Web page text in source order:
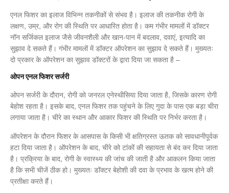
एनल फिशर का इलाज विभिन्न तकनीकों से संभव है। इलाज की तकनीक रोगी के
लक्षण, उम्र, और रोग की स्थिति पर आधारित होता है। कम गंभीर मामलों में डॉक्टर
नॉन सर्जिकल इलाज जैसे जीवनशैली और खान-पान में बदलाव, दवाएं, इत्यादि का
सुझाव दे सकते हैं। गंभीर मामलों में डॉक्टर ऑपरेशन का सुझाव दे सकते हैं। मुख्यतः
दो प्रकार के ऑपरेशन का सुझाव डॉक्टरों के द्वारा दिया जा सकता है –
ओपन एनल फिशर सर्जरी
ओपन सर्जरी के दौरान, रोगी को जनरल एनेस्थीसिया दिया जाता है, जिसके कारण रोगी
बेहोश रहता है। इसके बाद, एनल फिशर तक पहुंचने के लिए गुदा के पास एक बड़ा चीरा
लगाया जाता है। चीरे का स्थान और आकार फिशर की स्थिति पर निर्भर करता है।
ऑपरेशन के दौरान फिशर के आसपास के किसी भी क्षतिग्रस्त ऊतक को सावधानीपूर्वक
हटा दिया जाता है। ऑपरेशन के बाद, चीरे को टांकों की सहायता से बंद कर दिया जाता
है। प्रक्रिया के बाद, रोगी के स्वास्थ्य की जांच की जाती है और आकलन किया जाता
है कि सभी चीजें ठीक हो। मुख्यतः डॉक्टर बेहोशी की दवा के प्रभाव के खत्म होने की
प्रतीक्षा करते हैं।